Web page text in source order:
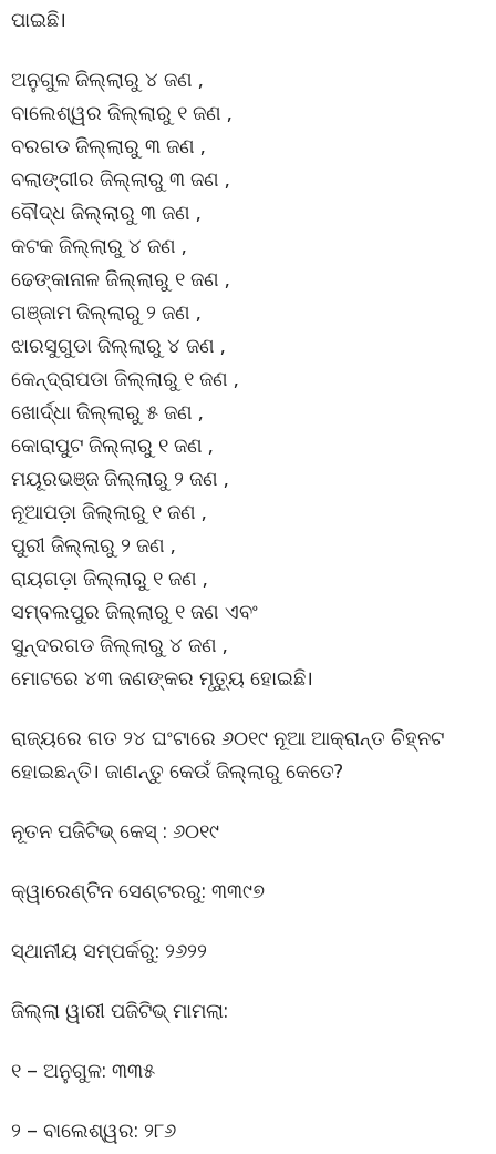
ପାଇଛି।
ଅନୁଗୁଳ ଜିଲ୍ଲାରୁ ୪ ଜଣ ,
ବାଲେଶ୍ୱର ଜିଲ୍ଲାରୁ ୧ ଜଣ ,
ବରଗଡ ଜିଲ୍ଲାରୁ ୩ ଜଣ ,
ବଲାଙ୍ଗୀର ଜିଲ୍ଲାରୁ ୩ ଜଣ ,
ବୌଦ୍ଧ ଜିଲ୍ଲାରୁ ୩ ଜଣ ,
କଟକ ଜିଲ୍ଲାରୁ ୪ ଜଣ ,
ଢେଙ୍କାନାଳ ଜିଲ୍ଲାରୁ ୧ ଜଣ ,
ଗଞ୍ଜାମ ଜିଲ୍ଲାରୁ ୨ ଜଣ ,
ଝାରସୁଗୁଡା ଜିଲ୍ଲାରୁ ୪ ଜଣ ,
କେନ୍ଦ୍ରାପଡା ଜିଲ୍ଲାରୁ ୧ ଜଣ ,
ଖୋର୍ଦ୍ଧା ଜିଲ୍ଲାରୁ ୫ ଜଣ ,
କୋରାପୁଟ ଜିଲ୍ଲାରୁ ୧ ଜଣ ,
ମୟୂରଭଞ୍ଜ ଜିଲ୍ଲାରୁ ୨ ଜଣ ,
ନୂଆପଡ଼ା ଜିଲ୍ଲାରୁ ୧ ଜଣ ,
ପୁରୀ ଜିଲ୍ଲାରୁ ୨ ଜଣ ,
ରାୟଗଡ଼ା ଜିଲ୍ଲାରୁ ୧ ଜଣ ,
ସମ୍ବଲପୁର ଜିଲ୍ଲାରୁ ୧ ଜଣ ଏବଂ
ସୁନ୍ଦରଗଡ ଜିଲ୍ଲାରୁ ୪ ଜଣ ,
ମୋଟରେ ୪୩ ଜଣଙ୍କର ମୃତ୍ୟୁ ହୋଇଛି।
ରାଜ୍ୟରେ ଗତ ୨୪ ଘଂଟାରେ ୬୦୧୯ ନୂଆ ଆକ୍ରାନ୍ତ ଚିହ୍ନଟ
ହୋଇଛନ୍ତି। ଜାଣନ୍ତୁ କେଉଁ ଜିଲ୍ଲାରୁ କେତେ?
ନୂତନ ପଜିଟିଭ୍ କେସ୍ : ୬୦୧୯
କ୍ୱାରେଣ୍ଟିନ ସେଣ୍ଟରରୁ: ୩୩୯୭
ସ୍ଥାନୀୟ ସମ୍ପର୍କରୁ: ୨୬୨୨
ଜିଲ୍ଲା ୱାରୀ ପଜିଟିଭ୍ ମାମଲା:
୧ – ଅନୁଗୁଳ: ୩୩୫
୨ – ବାଲେଶ୍ୱର: ୨୮୬